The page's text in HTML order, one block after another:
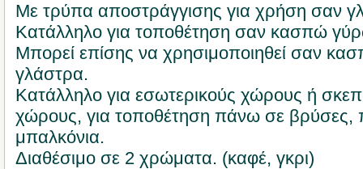
Με τρύπα αποστράγγισης για χρήση σαν
Κατάλληλο για τοποθέτηση σαν κασπώ
Μπορεί επίσης να χρησιμοποιηθεί σαν
γλάστρα.
Κατάλληλο για εσωτερικούς χώρους ή
χώρους, για τοποθέτηση πάνω σε βρύσες,
μπαλκόνια.
Διαθέσιμο σε 2 χρώματα. (καφέ, γκρι)